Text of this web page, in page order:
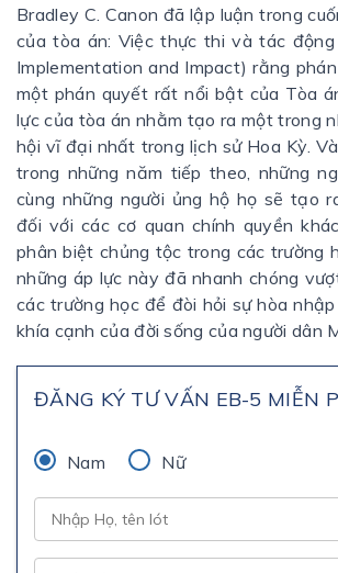
Bradley C. Canon đã lập luận trong
của tòa án: Việc thực thi và tác động
Implementation and Impact) rằng
một phán quyết rất nổi bật của Tòa
lực của tòa án nhằm tạo ra một trong
hội vĩ đại nhất trong lịch sử Hoa Kỳ.
trong những năm tiếp theo, những
cùng những người ủng hộ họ sẽ tạo
đối với các cơ quan chính quyền
phân biệt chủng tộc trong các trường
những áp lực này đã nhanh chóng
các trường học để đòi hỏi sự hòa
khía cạnh của đời sống của người dân
ĐĂNG KÝ TƯ VẤN EB-5 MIỄN
Nam Nữ